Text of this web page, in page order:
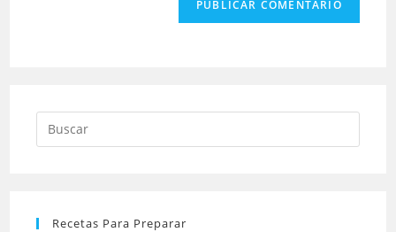
Buscar:
Recetas Para Preparar